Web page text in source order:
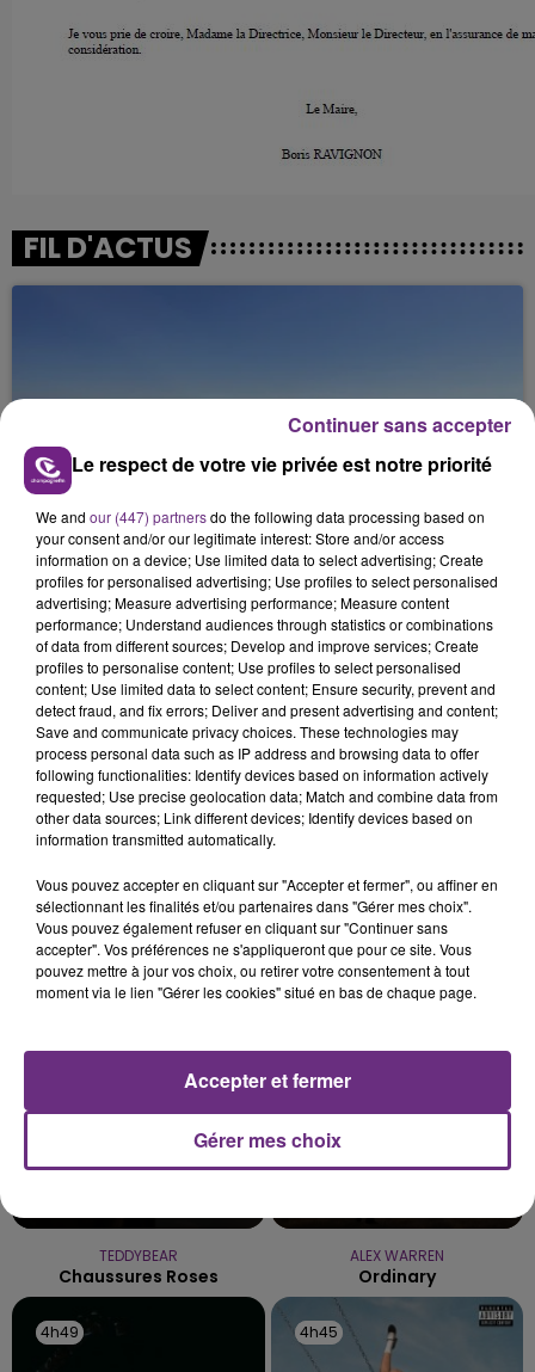
FIL D'ACTUS
SI TOUT LE MONDE FAIT ÇA, MOI L'ANNÉE
PROCHAINE JE VENDANGE EN...
La vendange en Champagne a débuté ce jeudi 6
août dans la commune de Montgueux (Aube). Du
jamais vu !
L'INSPECTION DU TRAVAIL RAPPELLE À
L'ORDRE SUR LES CONDITIONS DE...
s'est avéré être plus précoce que prévu,
l'inspection du Travail en profite pour rappeler
les conditions de...
TITRES DIFFUSÉS
TEDDYBEAR
Chaussures Roses
ALEX WARREN
Ordinary
4h49
4h49 4h45
4h45
Le respect de votre vie privée est notre priorité
We and our (447) partnersdo the following data processing based on
your consent and/or our legitimate interest: Store and/or access
information on a device; Use limited data to select advertising; Create
profiles for personalised advertising; Use profiles to select personalised
advertising; Measure advertising performance; Measure content
performance; Understand audiences through statistics or combinations
of data from different sources; Develop and improve services; Create
profiles to personalise content; Use profiles to select personalised
content; Use limited data to select content; Ensure security, prevent and
detect fraud, and fix errors; Deliver and present advertising and content;
Save and communicate privacy choices. These technologies may
process personal data such as IP address and browsing data to offer
following functionalities: Identify devices based on information actively
requested; Use precise geolocation data; Match and combine data from
other data sources; Link different devices; Identify devices based on
information transmitted automatically.
Vous pouvez accepter en cliquant sur "Accepter et fermer", ou affiner en
sélectionnant les finalités et/ou partenaires dans "Gérer mes choix".
Vous pouvez également refuser en cliquant sur "Continuer sans
accepter". Vos préférences ne s'appliqueront que pour ce site. Vous
pouvez mettre à jour vos choix, ou retirer votre consentement à tout
moment via le lien "Gérer les cookies" situé en bas de chaque page.
Gérer mes choix
Accepter et fermer
Continuer sans accepter